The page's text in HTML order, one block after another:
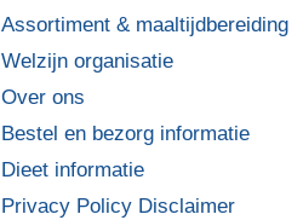
Assortiment & maaltijdbereiding
Welzijn organisatie
Over ons
Bestel en bezorg informatie
Dieet informatie
Privacy Policy Disclaimer